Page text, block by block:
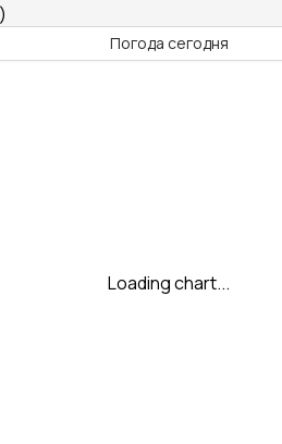
Погода сегодня
Loading chart...